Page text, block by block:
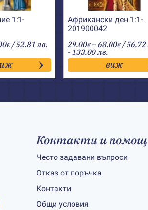
1:1-
€Price
range:
27.00€
through
54.00€
/ 52.81 лв.
Африкански ден 1:1-
201900042
29.00€ –68.00€Price
range:
29.00€
through
68.00€
/ 56.72
- 133.00 лв.
виж
Контакти и помощ
Често задавани въпроси
Отказ от поръчка
Контакти
Общи условия